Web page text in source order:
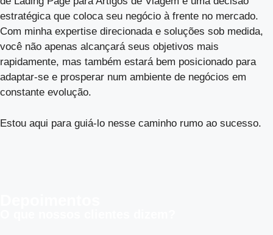
estratégica que coloca seu negócio à frente no mercado.
Com minha expertise direcionada e soluções sob medida,
você não apenas alcançará seus objetivos mais
rapidamente, mas também estará bem posicionado para
adaptar-se e prosperar num ambiente de negócios em
constante evolução.
Estou aqui para guiá-lo nesse caminho rumo ao sucesso.